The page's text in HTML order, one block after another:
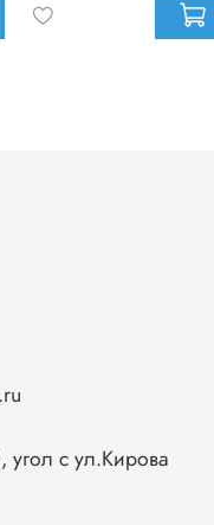
с ул.Кирова